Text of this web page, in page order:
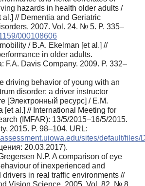
hazards in health older adults /
al.] // Dementia and Geriatric
2007. Vol. 24. № 5. P. 335–
000108606
/ B.A. Ekelman [et al.] //
in older adults.
F.A. Davis Company. 2009. P. 332–
driving behavior of young with an
disorder: a driver instructor
[Электронный ресурс] / E.M.
[et al.] // International Meeting for
(IMFAR): 13/5/2015–16/5/2015.
2015. P. 98–104. URL:
sites/default/files/
20.03.2017).
N.P. A comparison of eye
of inexperienced and
drivers in real traffic environments //